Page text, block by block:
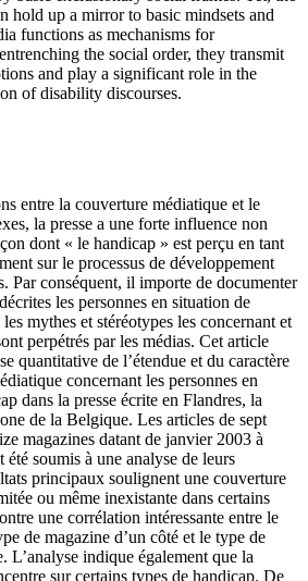
hold up a mirror to basic mindsets and
functions as mechanisms for
the social order, they transmit
and play a significant role in the
of disability discourses.
entre la couverture médiatique et le
la presse a une forte influence non
dont « le handicap » est perçu en tant
sur le processus de développement
Par conséquent, il importe de documenter
les personnes en situation de
mythes et stéréotypes les concernant et
perpétrés par les médias. Cet article
quantitative de l’étendue et du caractère
concernant les personnes en
dans la presse écrite en Flandres, la
de la Belgique. Les articles de sept
magazines datant de janvier 2003 à
été soumis à une analyse de leurs
principaux soulignent une couverture
ou même inexistante dans certains
une corrélation intéressante entre le
de magazine d’un côté et le type de
L’analyse indique également que la
sur certains types de handicap. De